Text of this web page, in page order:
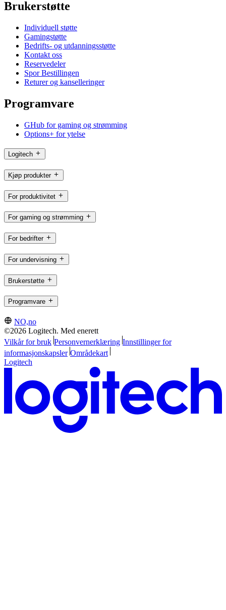
Brukerstøtte
Individuell støtte
Gamingstøtte
Bedrifts- og utdanningsstøtte
Kontakt oss
Reservedeler
Spor Bestillingen
Returer og kanselleringer
Programvare
GHub for gaming og strømming
Options+ for ytelse
Logitech
Kjøp produkter
For produktivitet
For gaming og strømming
For bedrifter
For undervisning
Brukerstøtte
Programvare
NO,no
©2026 Logitech. Med enerett
Vilkår for bruk Personvernerklæring Innstillinger for
informasjonskapsler Områdekart
Logitech